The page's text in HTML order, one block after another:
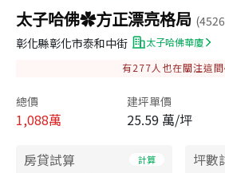
太子哈佛✿方正漂亮格局
彰化縣彰化市泰和中街
太子哈佛華廈
有277人也在關注這
總價
1,088萬
建坪單價
25.59 萬/坪
房貸試算 計算 坪數